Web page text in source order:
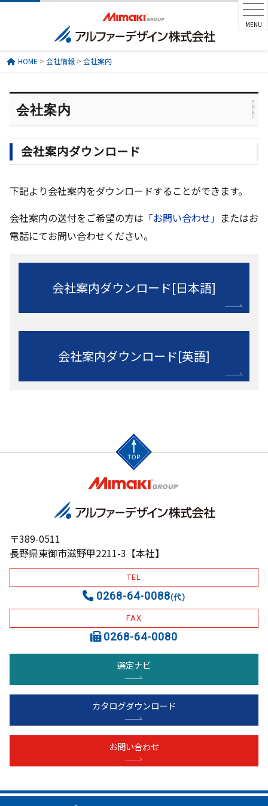
MENU
HOME > 会社情報> 会社案内
会社案内
会社案内ダウンロード
下記より会社案内をダウンロードすることができます。
会社案内の送付をご希望の方は 「お問い合わせ」 またはお
電話にてお問い合わせください。
会社案内ダウンロード[日本語]
会社案内ダウンロード[英語]
〒389-0511
長野県東御市滋野甲2211-3【本社】
TEL
0268-64-0088(代)
FAX
0268-64-0080
選定ナビ
カタログダウンロード
お問い合わせ